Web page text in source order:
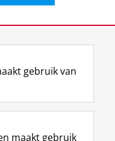
M
a
I
n
gebruik van
maakt gebruik